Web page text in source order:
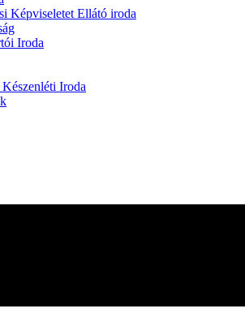
Képviseletet Ellátó iroda
Iroda
Iroda